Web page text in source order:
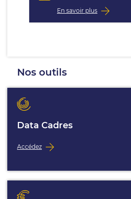
En savoir plus
Nos outils
Data Cadres
Accédez